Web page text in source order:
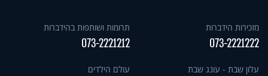
מזכירות הידברות
073-2221222
תרומות ושותפות בהידברות
073-2221212
עלון שבת - עונג שבת עולם הילדים